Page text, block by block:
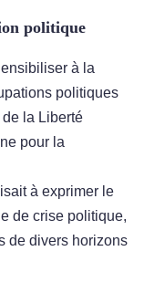
politique
à la
politiques
la Liberté
pour la
à exprimer le
de crise politique,
de divers horizons